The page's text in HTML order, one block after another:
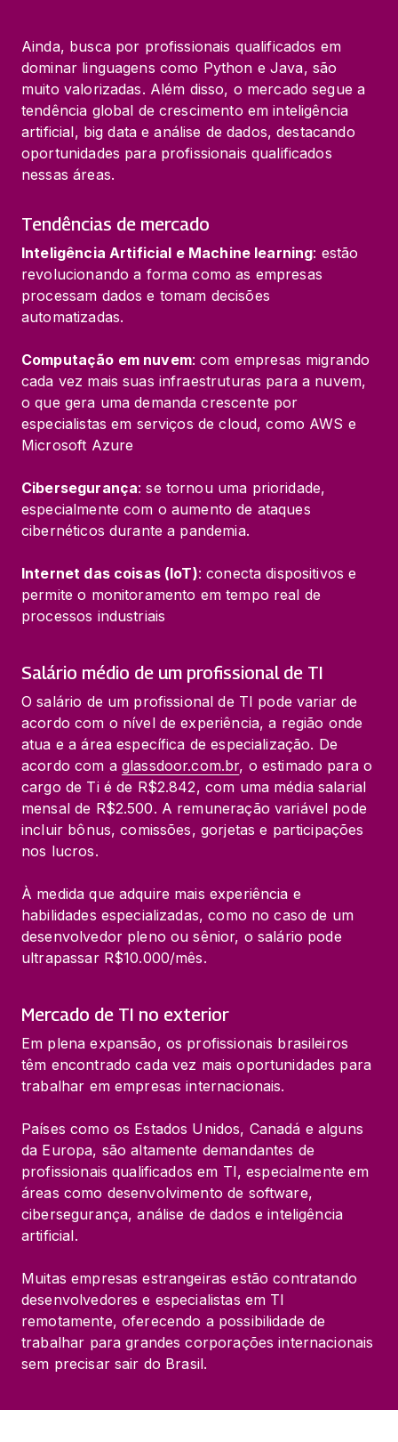
Ainda, busca por profissionais qualificados em
dominar linguagens como Python e Java, são
muito valorizadas. Além disso, o mercado segue a
tendência global de crescimento em inteligência
artificial, big data e análise de dados, destacando
oportunidades para profissionais qualificados
nessas áreas.
Tendências de mercado
Inteligência Artificial e Machine learning: estão
revolucionando a forma como as empresas
processam dados e tomam decisões
automatizadas.
Computação em nuvem: com empresas migrando
cada vez mais suas infraestruturas para a nuvem,
o que gera uma demanda crescente por
especialistas em serviços de cloud, como AWS e
Microsoft Azure
Cibersegurança: se tornou uma prioridade,
especialmente com o aumento de ataques
cibernéticos durante a pandemia.
Internet das coisas (IoT): conecta dispositivos e
permite o monitoramento em tempo real de
processos industriais
Salário médio de um profissional de TI
O salário de um profissional de TI pode variar de
acordo com o nível de experiência, a região onde
atua e a área específica de especialização. De
acordo com a glassdoor.com.br, o estimado para o
cargo de Ti é de R$2.842, com uma média salarial
mensal de R$2.500. A remuneração variável pode
incluir bônus, comissões, gorjetas e participações
nos lucros.
À medida que adquire mais experiência e
habilidades especializadas, como no caso de um
desenvolvedor pleno ou sênior, o salário pode
ultrapassar R$10.000/mês.
Mercado de TI no exterior
Em plena expansão, os profissionais brasileiros
têm encontrado cada vez mais oportunidades para
trabalhar em empresas internacionais.
Países como os Estados Unidos, Canadá e alguns
da Europa, são altamente demandantes de
profissionais qualificados em TI, especialmente em
áreas como desenvolvimento de software,
cibersegurança, análise de dados e inteligência
artificial.
Muitas empresas estrangeiras estão contratando
desenvolvedores e especialistas em TI
remotamente, oferecendo a possibilidade de
trabalhar para grandes corporações internacionais
sem precisar sair do Brasil.